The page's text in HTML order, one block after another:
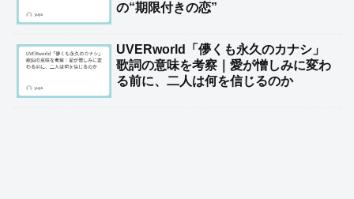
の“期限付きの恋”
UVERworld「儚くも永久のカナシ」
歌詞の意味を考察｜愛が憎しみに変わ
る前に、二人は何を信じるのか